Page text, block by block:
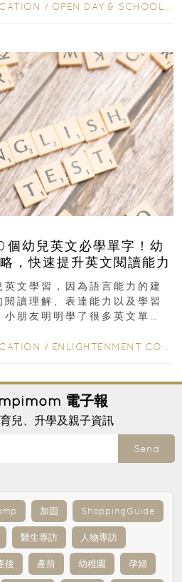
/ OPEN DAY & SCHOOL EVENTS
個幼兒英文必學單字！幼
，快速提升英文閱讀能力
文學習，因為語言能力的建
讀理解、表達能力以及學習
朋友明明學了很多英文單
/ ENLIGHTENMENT CORNER
電子報
兒、升學及親子資訊
Send
加固 ShoppingGuide
醫生專訪 人物專訪
後 產前 幼稚園 孕婦